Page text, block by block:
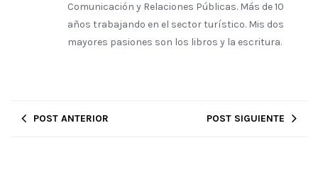
Comunicación y Relaciones Públicas. Más de 10
años trabajando en el sector turístico. Mis dos
mayores pasiones son los libros y la escritura.
POST ANTERIOR POST SIGUIENTE